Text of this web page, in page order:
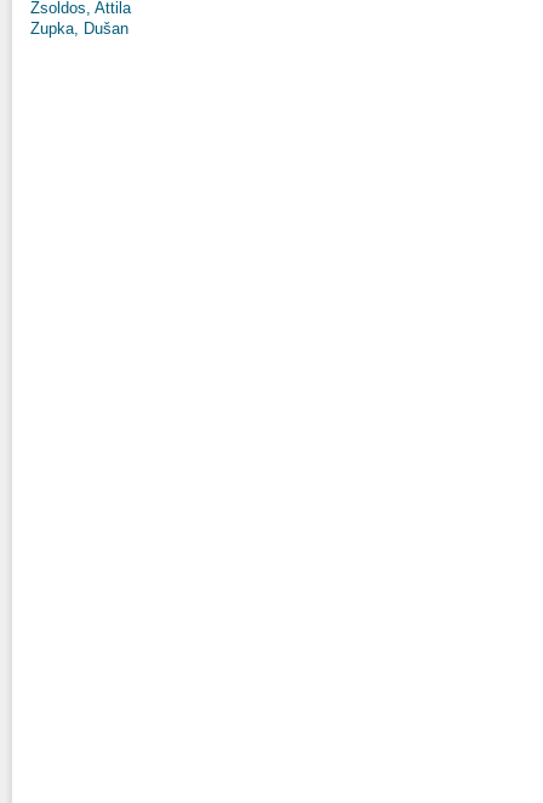
Zsoldos, Attila
Zupka, Dušan